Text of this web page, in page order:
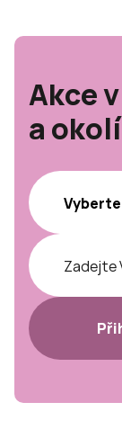
Akce
a